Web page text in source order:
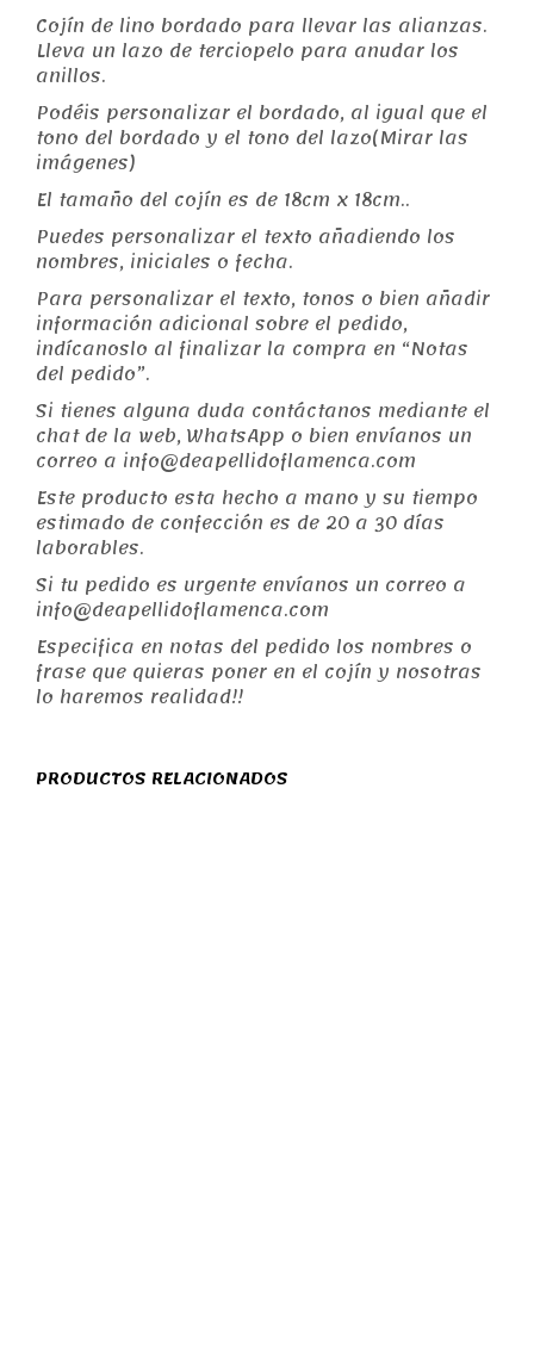
Cojín de lino bordado para llevar las alianzas.
Lleva un lazo de terciopelo para anudar los
anillos.
Podéis personalizar el bordado, al igual que el
tono del bordado y el tono del lazo(Mirar las
imágenes)
El tamaño del cojín es de 18cm x 18cm..
Puedes personalizar el texto añadiendo los
nombres, iniciales o fecha.
Para personalizar el texto, tonos o bien añadir
información adicional sobre el pedido,
indícanoslo al finalizar la compra en “Notas
del pedido”.
Si tienes alguna duda contáctanos mediante el
chat de la web, WhatsApp o bien envíanos un
correo a info@deapellidoflamenca.com
Este producto esta hecho a mano y su tiempo
estimado de confección es de 20 a 30 días
laborables.
Si tu pedido es urgente envíanos un correo a
info@deapellidoflamenca.com
Especifica en notas del pedido los nombres o
frase que quieras poner en el cojín y nosotras
lo haremos realidad!!
PRODUCTOS RELACIONADOS